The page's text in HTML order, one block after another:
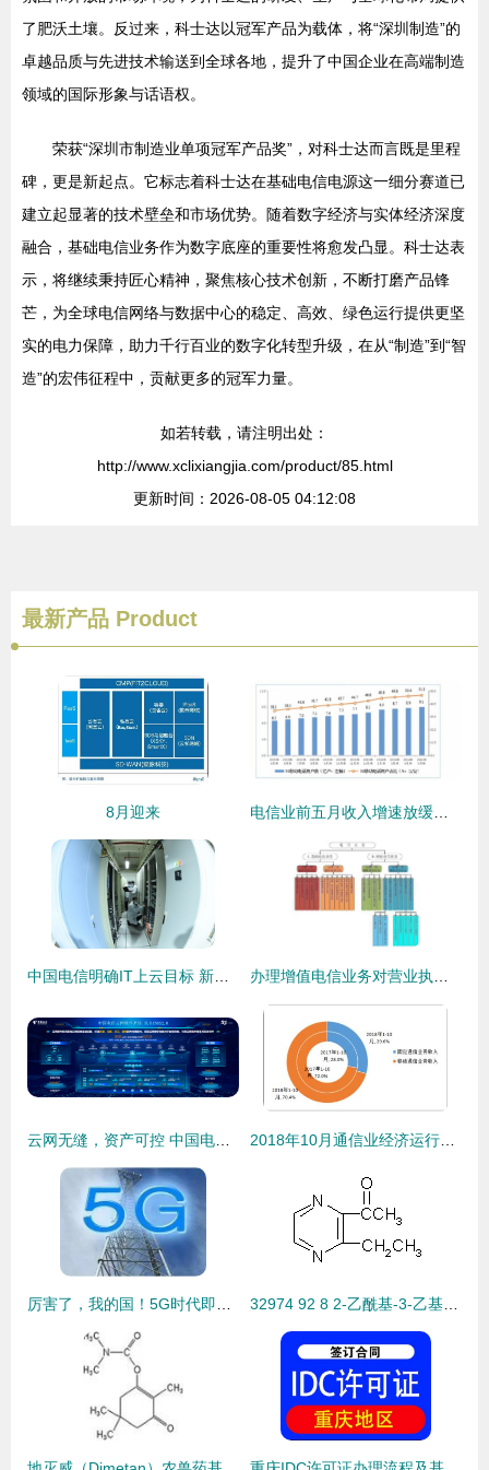
了肥沃土壤。反过来，科士达以冠军产品为载体，将“深圳制造”的
卓越品质与先进技术输送到全球各地，提升了中国企业在高端制造
领域的国际形象与话语权。
荣获“深圳市制造业单项冠军产品奖”，对科士达而言既是里程
碑，更是新起点。它标志着科士达在基础电信电源这一细分赛道已
建立起显著的技术壁垒和市场优势。随着数字经济与实体经济深度
融合，基础电信业务作为数字底座的重要性将愈发凸显。科士达表
示，将继续秉持匠心精神，聚焦核心技术创新，不断打磨产品锋
芒，为全球电信网络与数据中心的稳定、高效、绿色运行提供更坚
实的电力保障，助力千行百业的数字化转型升级，在从“制造”到“智
造”的宏伟征程中，贡献更多的冠军力量。
如若转载，请注明出处：
http://www.xclixiangjia.com/product/85.html
更新时间：2026-08-05 04:12:08
最新产品 Product
8月迎来